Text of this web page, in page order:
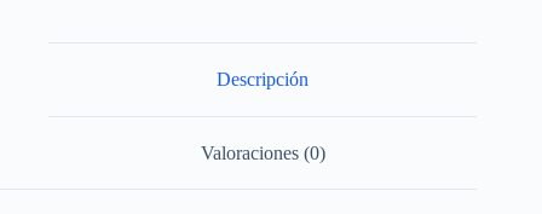
Descripción
Valoraciones (0)